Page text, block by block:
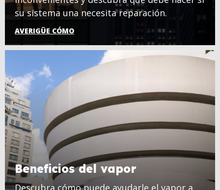
su sistema una necesita reparación.
AVERIGÜE CÓMO
Beneficios del vapor
Descubra cómo puede ayudarle el vapor a